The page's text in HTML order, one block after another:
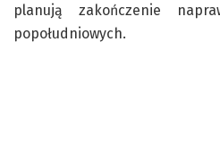
planują zakończenie
popołudniowych.